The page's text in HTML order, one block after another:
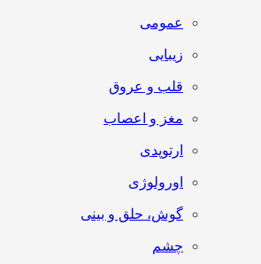
عمومی
زیبایی
قلب و عروق
مغز و اعصاب
ارتوپدی
اورولوژی
گوش، حلق و بینی
چشم